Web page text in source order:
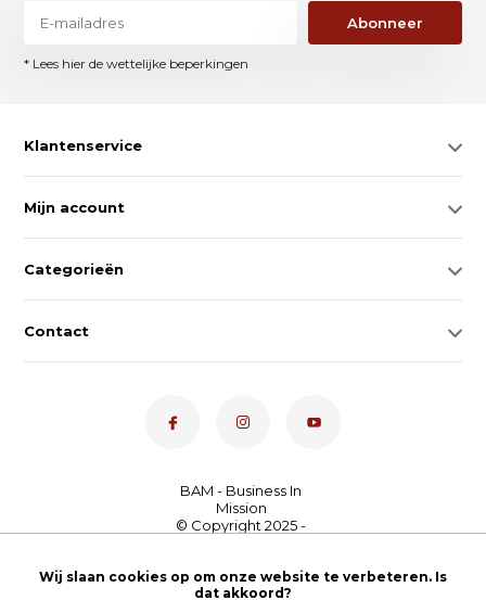
Abonneer
* Lees hier de wettelijke beperkingen
Klantenservice
Mijn account
Categorieën
Contact
Nederland4,7- bekijk
onze 100+ reviews
Wij slaan cookies op om onze website te verbeteren. Is
dat akkoord?